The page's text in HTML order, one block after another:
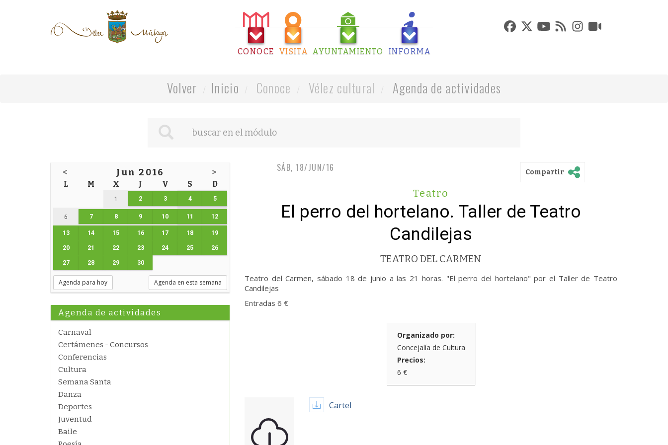
CONOCE VISITA AYUNTAMIENTO INFORMA
Volver Inicio Conoce Vélez cultural Agenda de actividades
< Jun 2016 >
L M X J V S D
1 2 3 4 5
6 7 8 9 10 11 12
13 14 15 16 17 18 19
20 21 22 23 24 25 26
27 28 29 30
Agenda para hoy Agenda en esta semana
Agenda de actividades
Carnaval
Certámenes - Concursos
Conferencias
Cultura
Semana Santa
Danza
Deportes
Juventud
Baile
SÁB, 18/JUN/16 Compartir
Teatro
El perro del hortelano. Taller de Teatro
Candilejas
TEATRO DEL CARMEN
Teatro del Carmen, sábado 18 de junio a las 21 horas. "El perro del hortelano" por el Taller de Teatro
Candilejas
Entradas 6 €
Organizado por:
Concejalía de Cultura
Precios:
6 €
Cartel